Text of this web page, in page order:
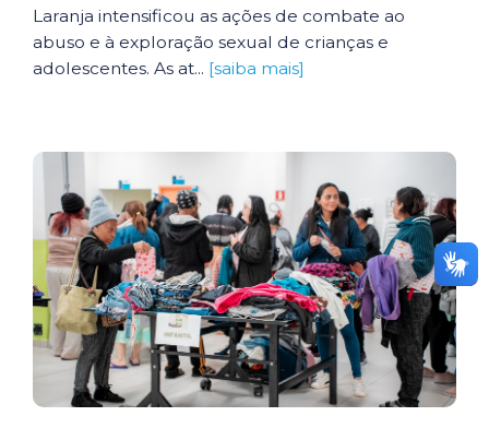
Laranja intensificou as ações de combate ao
abuso e à exploração sexual de crianças e
adolescentes. As at... [saiba mais]